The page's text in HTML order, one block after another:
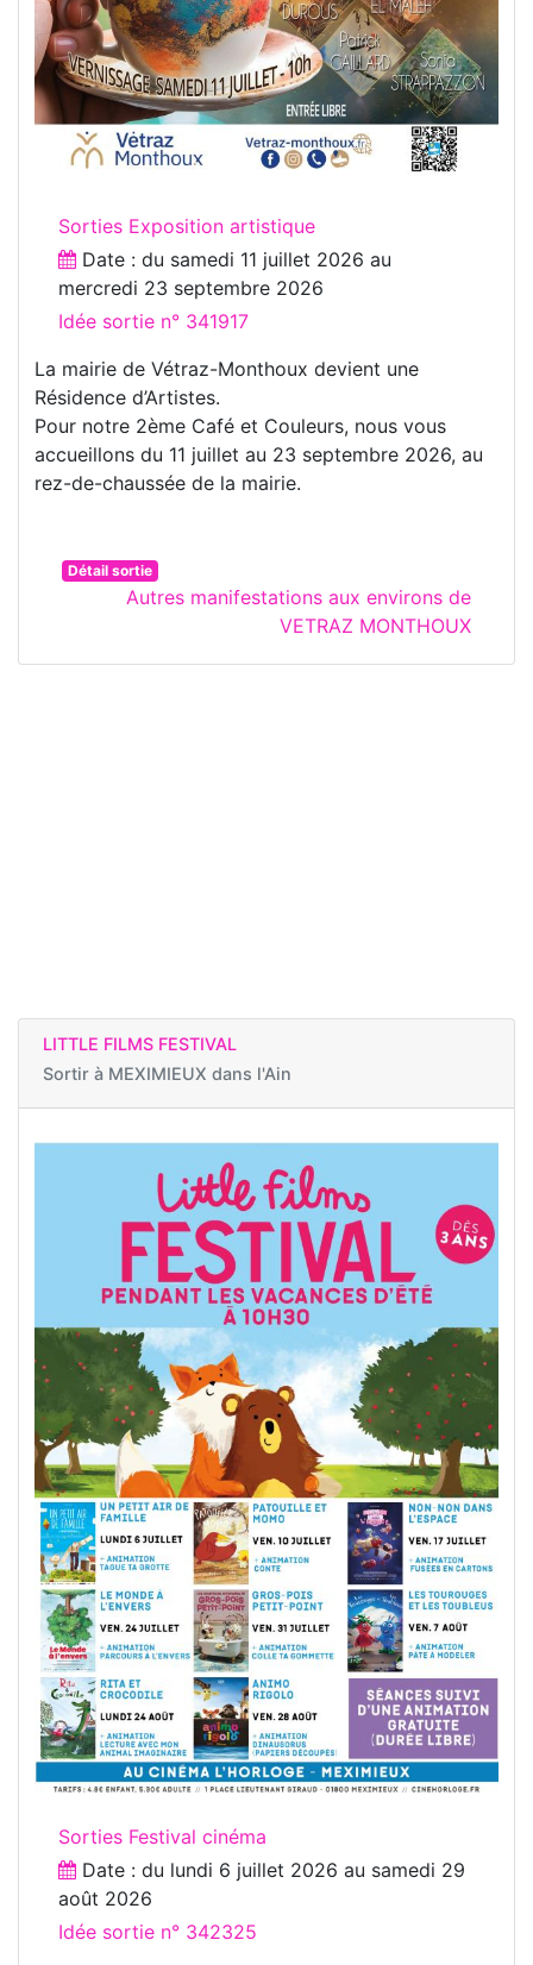
Sorties Exposition artistique
Date : du samedi 11 juillet 2026 au
mercredi 23 septembre 2026
Idée sortie n° 341917
La mairie de Vétraz-Monthoux devient une
Résidence d’Artistes.
Pour notre 2ème Café et Couleurs, nous vous
accueillons du 11 juillet au 23 septembre 2026, au
rez-de-chaussée de la mairie.
Détail sortie
Autres manifestations aux environs de
VETRAZ MONTHOUX
LITTLE FILMS FESTIVAL
Sortir à MEXIMIEUX dans l'Ain
Sorties Festival cinéma
Date : du lundi 6 juillet 2026 au samedi 29
août 2026
Idée sortie n° 342325